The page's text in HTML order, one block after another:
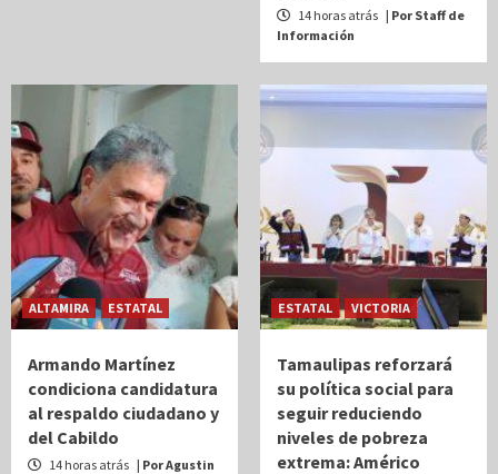
14 horas atrás | Por Staff de
Información
ALTAMIRA ESTATAL
Armando Martínez
condiciona candidatura
al respaldo ciudadano y
del Cabildo
14 horas atrás | Por Agustin
ESTATAL VICTORIA
Tamaulipas reforzará
su política social para
seguir reduciendo
niveles de pobreza
extrema: Américo